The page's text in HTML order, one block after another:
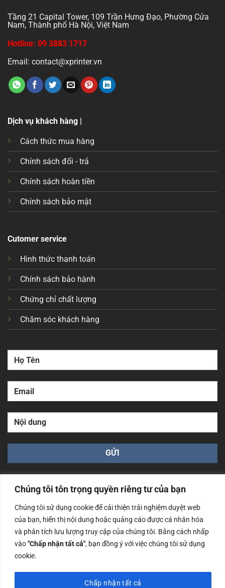
Chúng tôi tôn trọng quyền riêng tư của bạn
Chúng tôi sử dụng cookie để cải thiện trải nghiệm duyệt web
của bạn, hiển thị nội dung hoặc quảng cáo được cá nhân hóa
và phân tích lưu lượng truy cập của chúng tôi. Bằng cách nhấp
vào"Chấp nhận tất cả", bạn đồng ý với việc chúng tôi sử dụng
cookie.
Chấp nhận tất cả
Tầng 21 Capital Tower, 109 Trần Hưng Đạo, Phường Cửa
Nam, Thành phố Hà Nội, Việt Nam
Hotline: 09 3883 1717
Email: contact@xprinter.vn
Dịch vụ khách hàng |
Cách thức mua hàng
Chính sách đổi - trả
Chính sách hoàn tiền
Chính sách bảo mật
Cutomer service
Hình thức thanh toán
Chính sách bảo hành
Chứng chỉ chất lượng
Chăm sóc khách hàng
Công ty TNHH Nam Bình Xương - Số ĐKKD: 0108783483
cấp ngày 14/06/2019 bởi Sở Kế Hoạch và Đầu Tư Tp. Hà
Nội
Copyrights @2023 Nam Binh Xuong. All Rights Reserved